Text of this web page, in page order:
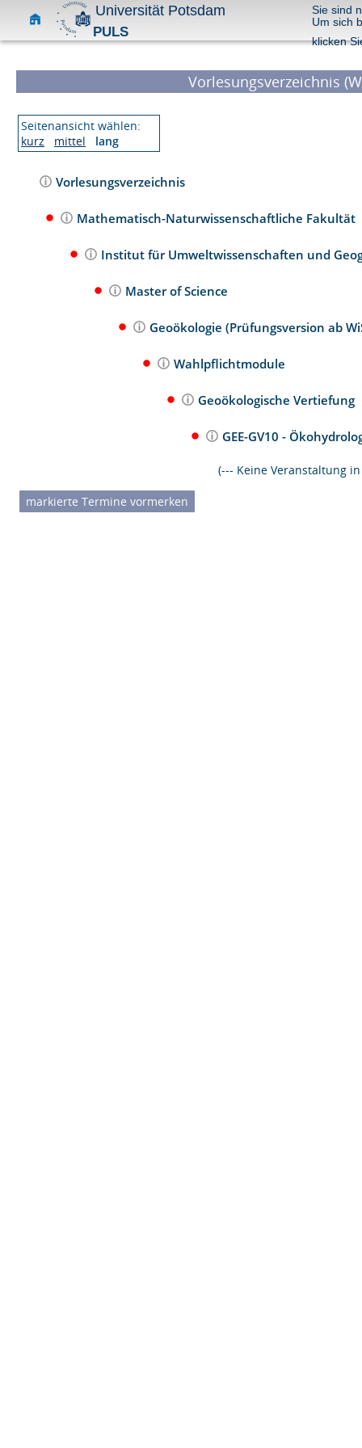
Universität Potsdam
PULS
Sie sind
Um sich
klicken
Vorlesungsverzeichnis
Seitenansicht wählen:
kurz
mittel lang
Vorlesungsverzeichnis
Mathematisch-Naturwissenschaftliche Fakultät
Institut für Umweltwissenschaften und
Master of Science
Geoökologie (Prüfungsversion ab
Wahlpflichtmodule
Geoökologische Vertiefung
GEE-GV10 -
(--- Keine Veranstaltung